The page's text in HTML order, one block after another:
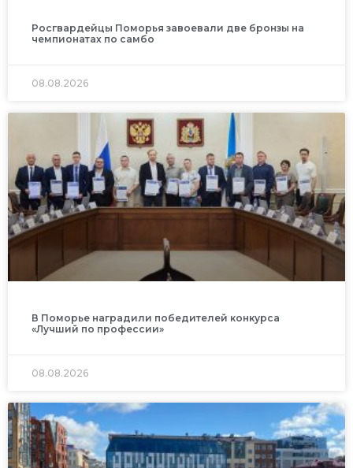
Росгвардейцы Поморья завоевали две бронзы на
чемпионатах по самбо
08.08.2026
В Поморье наградили победителей конкурса
«Лучший по профессии»
08.08.2026